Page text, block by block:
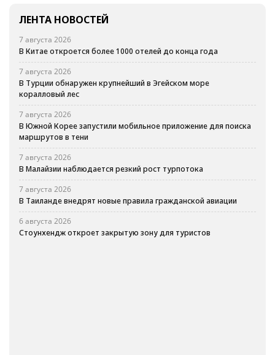
ЛЕНТА НОВОСТЕЙ
7 августа 2026
В Китае откроется более 1000 отелей до конца года
7 августа 2026
В Турции обнаружен крупнейший в Эгейском море
коралловый лес
7 августа 2026
В Южной Корее запустили мобильное приложение для поиска
маршрутов в тени
7 августа 2026
В Малайзии наблюдается резкий рост турпотока
7 августа 2026
В Таиланде внедрят новые правила гражданской авиации
6 августа 2026
Стоунхендж откроет закрытую зону для туристов